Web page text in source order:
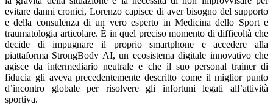
evitare danni cronici, Lorenzo capisce di aver bisogno del supporto
e della consulenza di un vero esperto in Medicina dello Sport e
traumatologia articolare. È in quel preciso momento di difficoltà che
decide di impugnare il proprio smartphone e accedere alla
piattaforma StrongBody AI, un ecosistema digitale innovativo che
agisce da intermediario neutrale e che il suo personal trainer di
fiducia gli aveva precedentemente descritto come il miglior punto
d’incontro globale per risolvere gli infortuni legati all’attività
sportiva.